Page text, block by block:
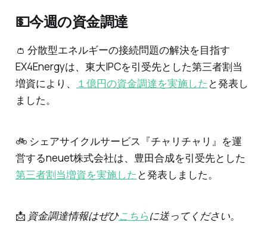
💵今週の資金調達
👛 分散型エネルギーの接続問題の解決を目指す
EX4Energyは、東大IPCを引受先とした第三者割当
増資により、
１億円の資金調達を実施した と発表し
ました。
🚲 シェアサイクルサービス『チャリチャリ』を運
営するneuet株式会社は、豊田合成を引受先とした
第三者割当増資を実施した と発表しました。
📩 資金調達情報はぜひこちらに送ってください。